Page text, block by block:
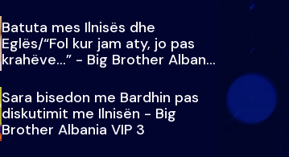
Batuta mes Ilnisës dhe
Eglës/“Fol kur jam aty, jo pas
krahëve…” - Big Brother Albania
VIP 3
Sara bisedon me Bardhin pas
diskutimit me Ilnisën - Big
Brother Albania VIP 3